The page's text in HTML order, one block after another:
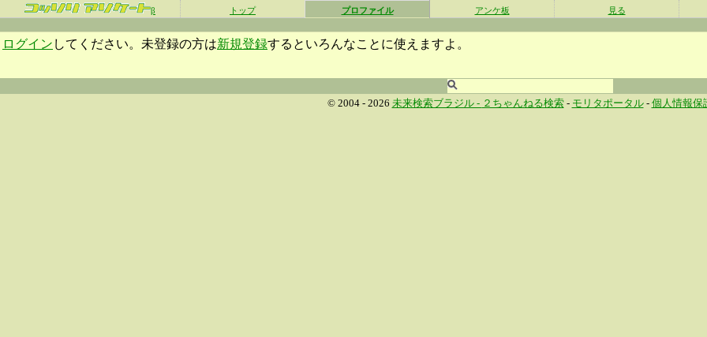
β トップ プロファイル アンケ板 見る
ログイン してください。未登録の方は新規登録するといろんなことに使えますよ。
© 2004 - 2026 未来検索ブラジル - ２ちゃんねる検索- モリタポータル- 個人情報保